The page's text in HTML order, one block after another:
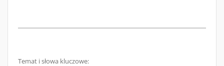
Temat i słowa kluczowe: